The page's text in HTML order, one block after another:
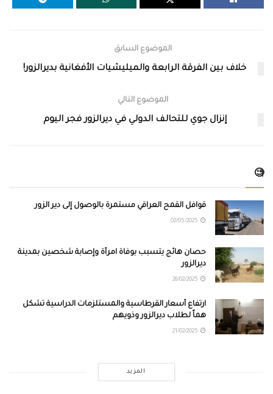
الموضوع السابق
خلاف بين الفرقة الرابعة والميليشيات الأفغانية بديرالزور!
الموضوع التالي
إنزال جوي للتحالف الدولي في ديرالزور فجر اليوم
🧐
قوافل القمح العراقي مستمرة بالوصول إلى دير الزور
حصان هائج يتسبب بوفاة امرأة وإصابة شخصين بمدينة
ديرالزور
ارتفاع أسعار القرطاسية والمستلزمات الدراسية تشكل
هماً لطلاب ديرالزور وذويهم
المزيد